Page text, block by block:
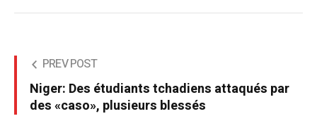
PREV POST
Niger: Des étudiants tchadiens attaqués par
des «caso», plusieurs blessés